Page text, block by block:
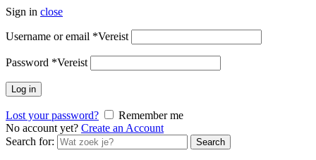
Sign in close
Username or email *Vereist
Password *Vereist
Log in
Lost your password?
Remember me
No account yet? Create an Account
Search for:
Search